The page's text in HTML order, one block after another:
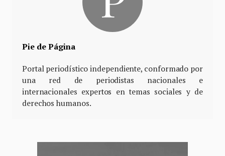
Pie de Página
Portal periodístico independiente, conformado por
una red de periodistas nacionales e
internacionales expertos en temas sociales y de
derechos humanos.